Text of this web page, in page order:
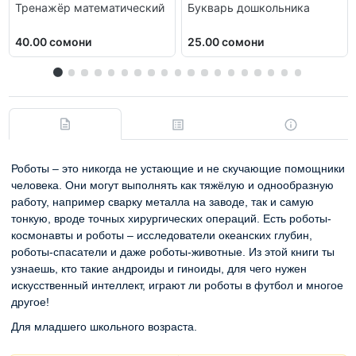
Тренажёр математический
40.00 сомони
Букварь дошкольника
25.00 сомони
Роботы – это никогда не устающие и не скучающие помощники
человека. Они могут выполнять как тяжёлую и однообразную
работу, например сварку металла на заводе, так и самую
тонкую, вроде точных хирургических операций. Есть роботы-
космонавты и роботы – исследователи океанских глубин,
роботы-спасатели и даже роботы-животные. Из этой книги ты
узнаешь, кто такие андроиды и гиноиды, для чего нужен
искусственный интеллект, играют ли роботы в футбол и многое
другое!
Для младшего школьного возраста.